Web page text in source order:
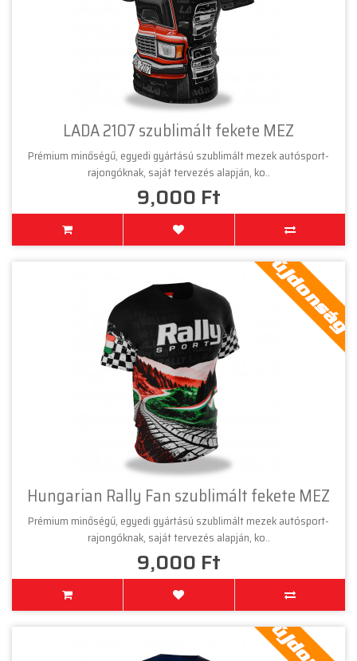
LADA 2107 szublimált fekete MEZ
Prémium minőségű, egyedi gyártású szublimált mezek autósport-
rajongóknak, saját tervezés alapján, ko..
9,000 Ft
Hungarian Rally Fan szublimált fekete MEZ
Prémium minőségű, egyedi gyártású szublimált mezek autósport-
rajongóknak, saját tervezés alapján, ko..
9,000 Ft